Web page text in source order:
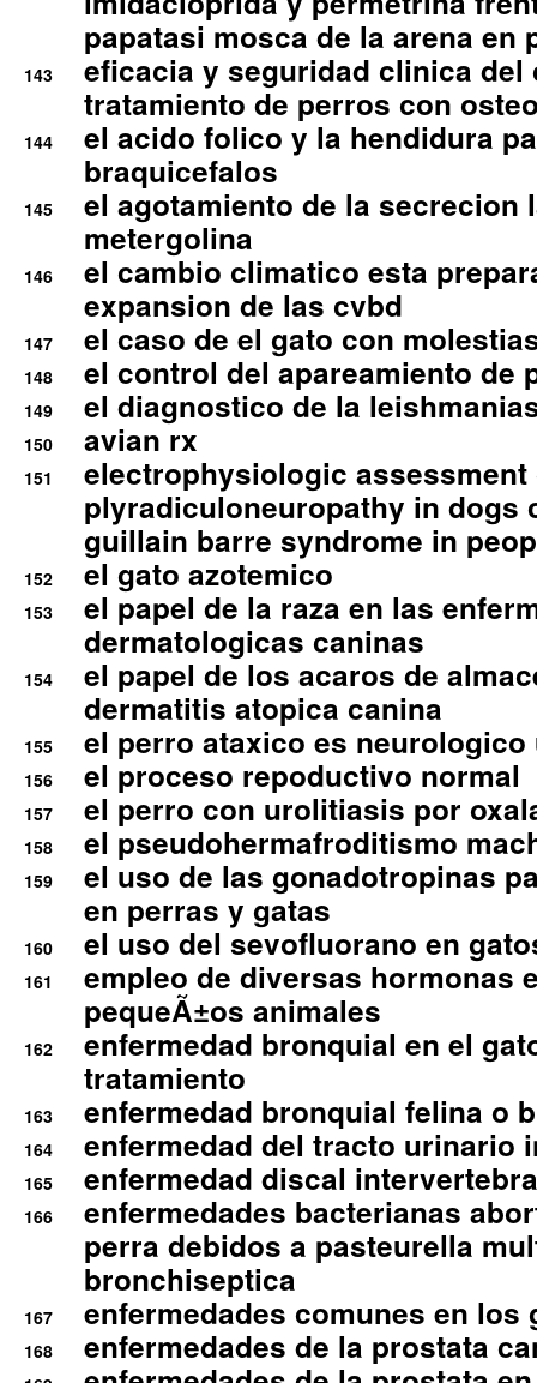
papatasi mosca de la arena en
143
eficacia y seguridad clinica del
tratamiento de perros con
144
el acido folico y la hendidura
braquicefalos
145
el agotamiento de la secrecion
metergolina
146
el cambio climatico esta
expansion de las cvbd
147 el caso de el gato con
148 el control del apareamiento de
149 el diagnostico de la
150 avian rx
151
electrophysiologic assessment
plyradiculoneuropathy in dogs
guillain barre syndrome in
152 el gato azotemico
153
el papel de la raza en las
dermatologicas caninas
154
el papel de los acaros de
dermatitis atopica canina
155 el perro ataxico es
156 el proceso repoductivo normal
157 el perro con urolitiasis por
158 el pseudohermafroditismo
159
el uso de las gonadotropinas
en perras y gatas
160 el uso del sevofluorano en
161
empleo de diversas hormonas
pequeÃ±os animales
162
enfermedad bronquial en el
tratamiento
163 enfermedad bronquial felina o
164 enfermedad del tracto urinario
165 enfermedad discal
166
enfermedades bacterianas
perra debidos a pasteurella
bronchiseptica
167 enfermedades comunes en los
168 enfermedades de la prostata